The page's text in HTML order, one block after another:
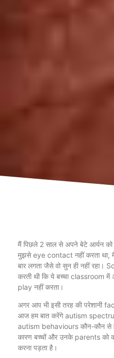
मैं पिछले 2 साल से अपने बेटे आर्यन
मुझसे eye contact नहीं करता था, मैं
बार लगता जैसे वो सुन ही नहीं
करती थी कि ये बच्चा classroom में
play नहीं करता।
अगर आप भी इसी तरह की परेशानी
आज हम बात करेंगे autism
autism behaviours कौन-कौन
कारण बच्चों और उनके parents को
करना पड़ता है।